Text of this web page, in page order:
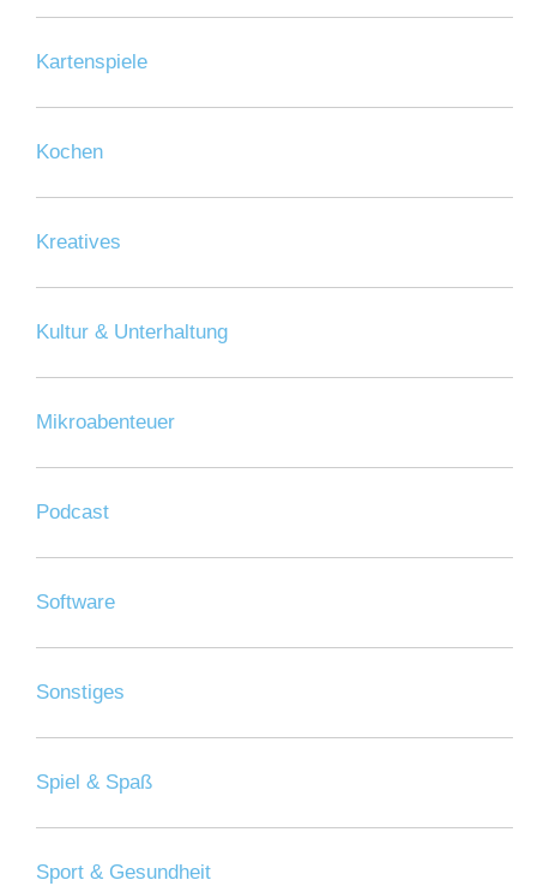
Kartenspiele
Kochen
Kreatives
Kultur & Unterhaltung
Mikroabenteuer
Podcast
Software
Sonstiges
Spiel & Spaß
Sport & Gesundheit